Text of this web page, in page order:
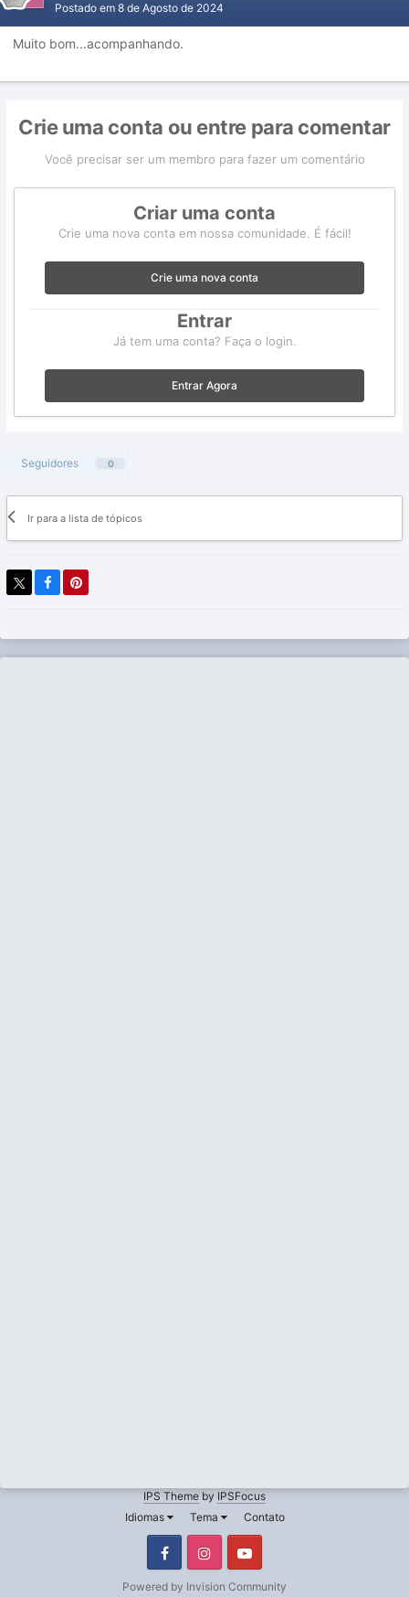
Postado em 8 de Agosto de 2024
Muito bom...acompanhando.
Crie uma conta ou entre para comentar
Você precisar ser um membro para fazer um comentário
Criar uma conta
Crie uma nova conta em nossa comunidade. É fácil!
Crie uma nova conta
Entrar
Já tem uma conta? Faça o login.
Entrar Agora
Seguidores 0
Ir para a lista de tópicos
IPS Theme by IPSFocus
Idiomas
Tema Contato
FacebookInstagram
Powered by Invision Community